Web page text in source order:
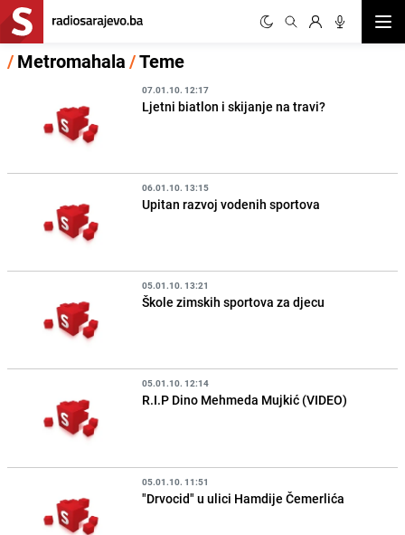
/Metromahala/Teme
07.01.10. 12:17
Ljetni biatlon i skijanje na travi?
06.01.10. 13:15
Upitan razvoj vodenih sportova
05.01.10. 13:21
Škole zimskih sportova za djecu
05.01.10. 12:14
R.I.P Dino Mehmeda Mujkić (VIDEO)
05.01.10. 11:51
"Drvocid" u ulici Hamdije Čemerlića